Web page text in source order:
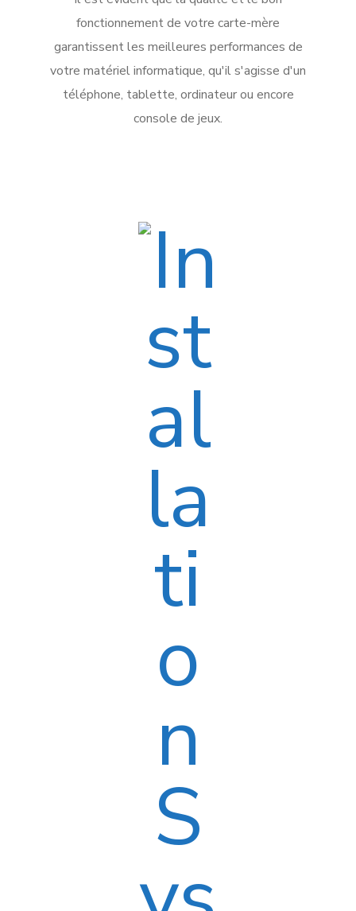
fonctionnement de votre carte-mère
garantissent les meilleures performances de
votre matériel informatique, qu'il s'agisse d'un
téléphone, tablette, ordinateur ou encore
console de jeux.